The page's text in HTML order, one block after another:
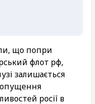
що попри
флот рф,
залишається
росії в